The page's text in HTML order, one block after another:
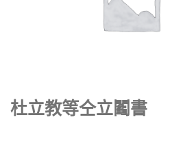
杜立教等仝立鬮書